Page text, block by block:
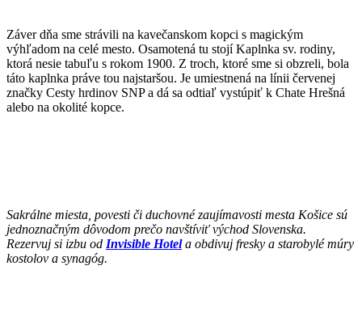
Záver dňa sme strávili na kavečanskom kopci s magickým
výhľadom na celé mesto. Osamotená tu stojí Kaplnka sv. rodiny,
ktorá nesie tabuľu s rokom 1900. Z troch, ktoré sme si obzreli, bola
táto kaplnka práve tou najstaršou. Je umiestnená na línii červenej
značky Cesty hrdinov SNP a dá sa odtiaľ vystúpiť k Chate Hrešná
alebo na okolité kopce.
Sakrálne miesta, povesti či duchovné zaujímavosti mesta Košice sú
jednoznačným dôvodom prečo navštíviť východ Slovenska.
Rezervuj si izbu od Invisible Hotela obdivuj fresky a starobylé múry
kostolov a synagóg.